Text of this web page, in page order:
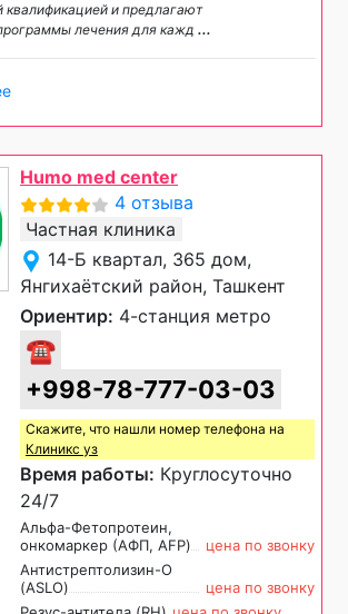
и предлагают
лечения для кажд ...
Humo med center
4 отзыва
Частная клиника
14-Б квартал, 365 дом,
Янгихаётский район, Ташкент
Ориентир: 4-станция метро
☎
+998-78-777-03-03
Скажите, что нашли номер телефона на
Клиникс уз
Время работы: Круглосуточно
24/7
Альфа-Фетопротеин,
онкомаркер (АФП, AFP)
цена по звонку
Антистрептолизин-О
(ASLO)
цена по звонку